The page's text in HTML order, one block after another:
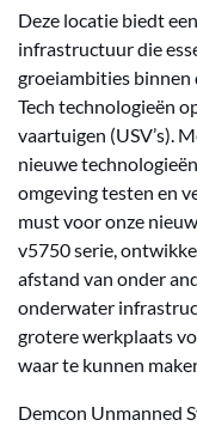
Deze locatie biedt
infrastructuur die
groeiambities
Tech technologieën
vaartuigen (USV’s).
nieuwe
omgeving testen en
must voor onze
v5750 serie,
afstand van onder
onderwater
grotere werkplaats
waar te kunnen
Demcon Unmanned